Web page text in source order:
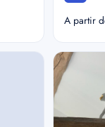
A partir